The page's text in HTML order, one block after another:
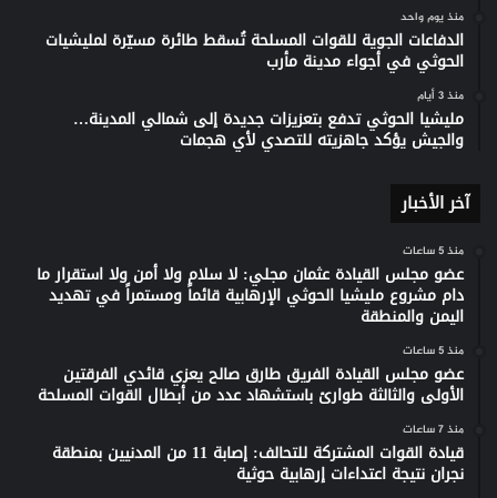
منذ يوم واحد
الدفاعات الجوية للقوات المسلحة تُسقط طائرة مسيّرة لمليشيات
الحوثي في أجواء مدينة مأرب
منذ 3 أيام
مليشيا الحوثي تدفع بتعزيزات جديدة إلى شمالي المدينة…
والجيش يؤكد جاهزيته للتصدي لأي هجمات
آخر الأخبار
منذ 5 ساعات
عضو مجلس القيادة عثمان مجلي: لا سلام ولا أمن ولا استقرار ما
دام مشروع مليشيا الحوثي الإرهابية قائماً ومستمراً في تهديد
اليمن والمنطقة
منذ 5 ساعات
عضو مجلس القيادة الفريق طارق صالح يعزي قائدي الفرقتين
الأولى والثالثة طوارئ باستشهاد عدد من أبطال القوات المسلحة
منذ 7 ساعات
قيادة القوات المشتركة للتحالف: إصابة 11 من المدنيين بمنطقة
نجران نتيجة اعتداءات إرهابية حوثية